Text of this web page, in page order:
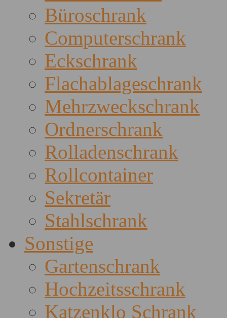
Büroschrank
Computerschrank
Eckschrank
Flachablageschrank
Mehrzweckschrank
Ordnerschrank
Rolladenschrank
Rollcontainer
Sekretär
Stahlschrank
Sonstige
Gartenschrank
Hochzeitsschrank
Katzenklo Schrank